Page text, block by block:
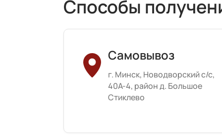
Способы
Самовывоз
г. Минск, Новодворский с/с,
40А-4, район д. Большое
Стиклево